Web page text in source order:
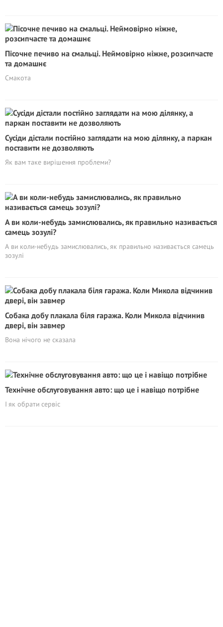
Пісочне печиво на смальці. Неймовірно ніжне, розсипчасте
та домашнє
Смакота
Сусіди дістали постійно заглядати на мою ділянку, а паркан
поставити не дозволяють
Як вам таке вирішення проблеми?
А ви коли-небудь замислювались, як правильно називається
самець зозулі?
А ви коли-небудь замислювались, як правильно називається самець
зозулі
Собака добу плакала біля гаража. Коли Микола відчинив
двері, він завмер
Вона нічого не сказала
Технічне обслуговування авто: що це і навіщо потрібне
І як обрати сервіс